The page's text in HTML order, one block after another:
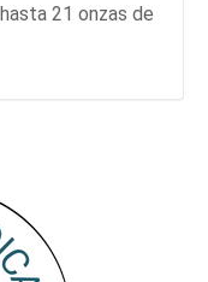
21 onzas de